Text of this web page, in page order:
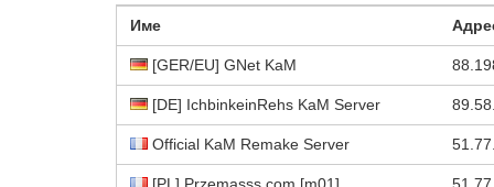
Име
[GER/EU] GNet KaM
[DE] IchbinkeinRehs KaM Server
Official KaM Remake Server